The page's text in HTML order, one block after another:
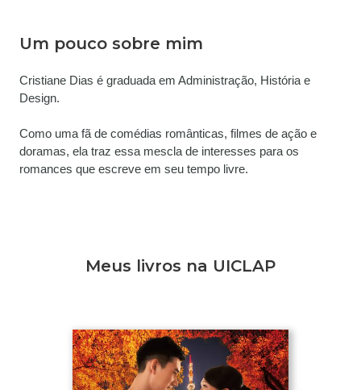
Um pouco sobre mim
Cristiane Dias é graduada em Administração, História e
Design.
Como uma fã de comédias românticas, filmes de ação e
doramas, ela traz essa mescla de interesses para os
romances que escreve em seu tempo livre.
Meus livros na UICLAP